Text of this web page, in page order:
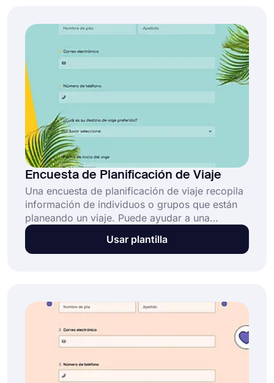
Encuesta de Planificación de Viaje
Una encuesta de planificación de viaje recopila
información de individuos o grupos que están
planeando un viaje. Puede ayudar a una
empresa o agencia de viajes a comprender las
preferencias y necesidades de sus clientes al
unos minutos y sin costo alguno!
Usar plantilla